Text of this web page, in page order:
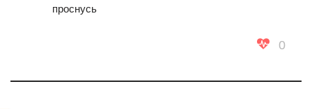
проснусь
0